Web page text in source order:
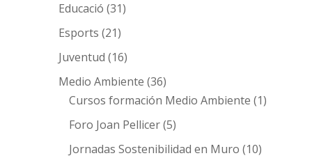
Educació (31)
Esports (21)
Juventud (16)
Medio Ambiente (36)
Cursos formación Medio Ambiente (1)
Foro Joan Pellicer(5)
Jornadas Sostenibilidad en Muro (10)